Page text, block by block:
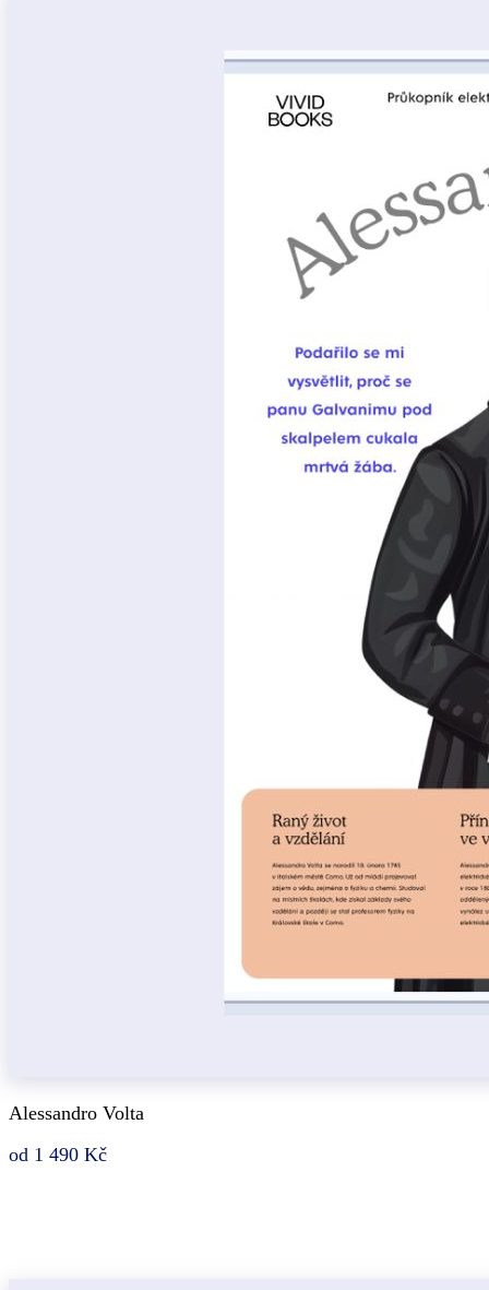
Alessandro Volta
od 1 490 Kč